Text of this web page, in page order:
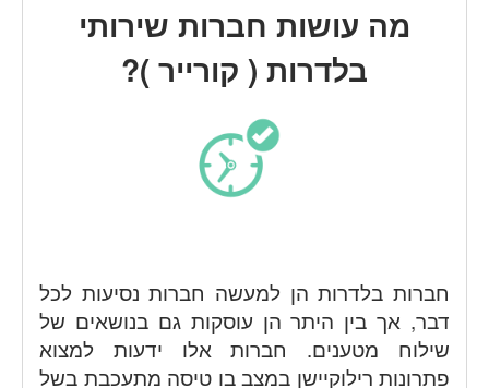
מה עושות חברות שירותי
בלדרות ( קורייר )?
חברות בלדרות הן למעשה חברות נסיעות לכל
דבר, אך בין היתר הן עוסקות גם בנושאים של
שילוח מטענים. חברות אלו ידעות למצוא
פתרונות רילוקיישן במצב בו טיסה מתעכבת בשל